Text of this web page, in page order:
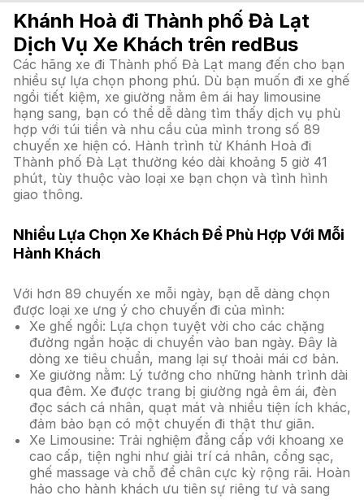
Khánh Hoà đi Thành phố Đà Lạt
Dịch Vụ Xe Khách trên redBus
Các hãng xe đi Thành phố Đà Lạt mang đến cho bạn
nhiều sự lựa chọn phong phú. Dù bạn muốn đi xe ghế
ngồi tiết kiệm, xe giường nằm êm ái hay limousine
hạng sang, bạn có thể dễ dàng tìm thấy dịch vụ phù
hợp với túi tiền và nhu cầu của mình trong số 89
chuyến xe hiện có. Hành trình từ Khánh Hoà đi
Thành phố Đà Lạt thường kéo dài khoảng 5 giờ 41
phút, tùy thuộc vào loại xe bạn chọn và tình hình
giao thông.
Nhiều Lựa Chọn Xe Khách Để Phù Hợp Với Mỗi
Hành Khách
Với hơn 89 chuyến xe mỗi ngày, bạn dễ dàng chọn
được loại xe ưng ý cho chuyến đi của mình:
Xe ghế ngồi: Lựa chọn tuyệt vời cho các chặng
đường ngắn hoặc di chuyển vào ban ngày. Đây là
dòng xe tiêu chuẩn, mang lại sự thoải mái cơ bản.
Xe giường nằm: Lý tưởng cho những hành trình dài
qua đêm. Xe được trang bị giường ngả êm ái, đèn
đọc sách cá nhân, quạt mát và nhiều tiện ích khác,
đảm bảo bạn có một chuyến đi thật thư giãn.
Xe Limousine: Trải nghiệm đẳng cấp với khoang xe
cao cấp, tiện nghi như giải trí cá nhân, cổng sạc,
ghế massage và chỗ để chân cực kỳ rộng rãi. Hoàn
hảo cho hành khách ưu tiên sự riêng tư và sang